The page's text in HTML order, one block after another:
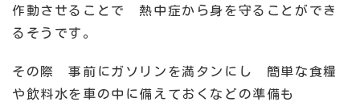
作動させることで 熱中症から身を守ることができ
るそうです。
その際 事前にガソリンを満タンにし 簡単な食糧
や飲料水を車の中に備えておくなどの準備も